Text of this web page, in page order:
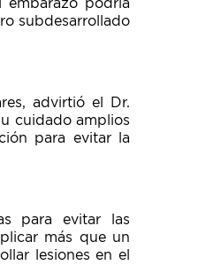
podría
subdesarrollado
advirtió el Dr.
cuidado amplios
para evitar la
para evitar las
más que un
lesiones en el